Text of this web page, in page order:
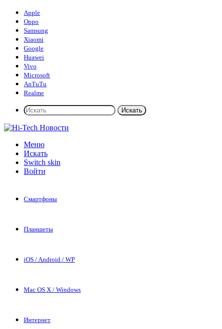
Apple
Oppo
Samsung
Xiaomi
Google
Huawei
Vivo
Microsoft
AnTuTu
Realme
Искать
Меню
Искать
Switch skin
Войти
Смартфоны
Планшеты
iOS / Android / WP
Mac OS X / Windows
Интернет